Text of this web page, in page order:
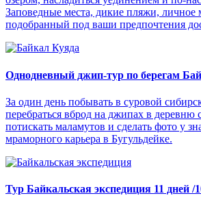
Заповедные места, дикие пляжи, личное
подобранный под ваши предпочтения
Однодневный джип-тур по берегам
За один день побывать в суровой
перебраться вброд на джипах в деревню
потискать маламутов и сделать фото у
мраморного карьера в Бугульдейке.
Тур Байкальская экспедиция 11 дней /